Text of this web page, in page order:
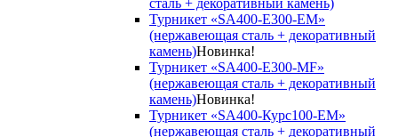
сталь + декоративный камень)
Турникет «SA400-Е300-EM»
(нержавеющая сталь + декоративный
камень)Новинка!
Турникет «SA400-Е300-MF»
(нержавеющая сталь + декоративный
камень)Новинка!
Турникет «SA400-Курс100-EM»
(нержавеющая сталь + декоративный